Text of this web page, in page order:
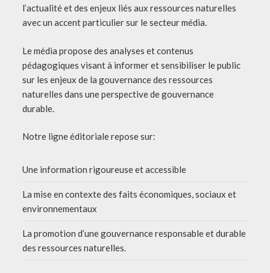
l’actualité et des enjeux liés aux ressources naturelles
avec un accent particulier sur le secteur média.
Le média propose des analyses et contenus
pédagogiques visant à informer et sensibiliser le public
sur les enjeux de la gouvernance des ressources
naturelles dans une perspective de gouvernance
durable.
Notre ligne éditoriale repose sur:
Une information rigoureuse et accessible
La mise en contexte des faits économiques, sociaux et
environnementaux
La promotion d’une gouvernance responsable et durable
des ressources naturelles.